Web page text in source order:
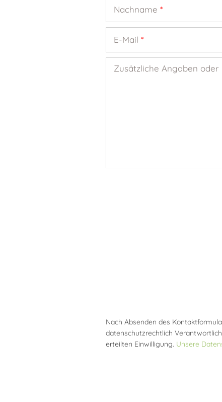
Nachname*
E-Mail*
Zusätzliche Angaben oder
Nach Absenden des
datenschutzrechtlich
erteilten Einwilligung. Unsere